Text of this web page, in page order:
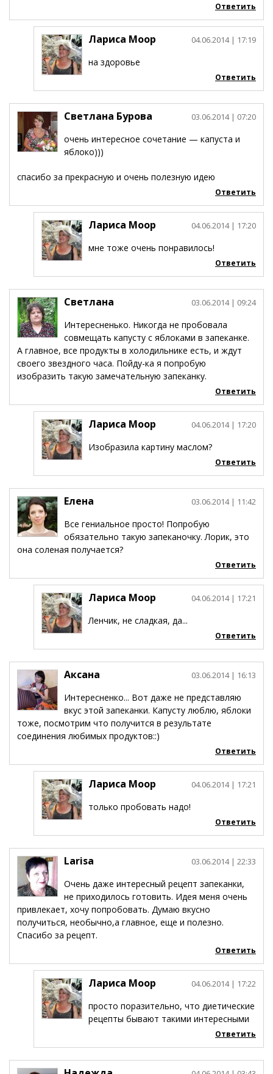
Ответить
Лариса Моор 04.06.2014 | 17:19
на здоровье
Ответить
Светлана Бурова 03.06.2014 | 07:20
очень интересное сочетание — капуста и
яблоко)))
спасибо за прекрасную и очень полезную идею
Ответить
Лариса Моор 04.06.2014 | 17:20
мне тоже очень понравилось!
Ответить
Светлана 03.06.2014 | 09:24
Интересненько. Никогда не пробовала
совмещать капусту с яблоками в запеканке.
А главное, все продукты в холодильнике есть, и ждут
своего звездного часа. Пойду-ка я попробую
изобразить такую замечательную запеканку.
Ответить
Лариса Моор 04.06.2014 | 17:20
Изобразила картину маслом?
Ответить
Елена 03.06.2014 | 11:42
Все гениальное просто! Попробую
обязательно такую запеканочку. Лорик, это
она соленая получается?
Ответить
Лариса Моор 04.06.2014 | 17:21
Ленчик, не сладкая, да...
Ответить
Аксана 03.06.2014 | 16:13
Интересненко... Вот даже не представляю
вкус этой запеканки. Капусту люблю, яблоки
тоже, посмотрим что получится в результате
соединения любимых продуктов::)
Ответить
Лариса Моор 04.06.2014 | 17:21
только пробовать надо!
Ответить
Larisa 03.06.2014 | 22:33
Очень даже интересный рецепт запеканки,
не приходилось готовить. Идея меня очень
привлекает, хочу попробовать. Думаю вкусно
получиться, необычно,а главное, еще и полезно.
Спасибо за рецепт.
Ответить
Лариса Моор 04.06.2014 | 17:22
просто поразительно, что диетические
рецепты бывают такими интересными
Ответить